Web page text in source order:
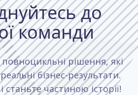
до
команди
рішення, які
бізнес-результати.
станьте частиною історії!